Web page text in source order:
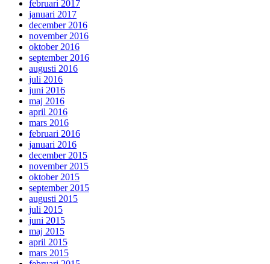
februari 2017
januari 2017
december 2016
november 2016
oktober 2016
september 2016
augusti 2016
juli 2016
juni 2016
maj 2016
april 2016
mars 2016
februari 2016
januari 2016
december 2015
november 2015
oktober 2015
september 2015
augusti 2015
juli 2015
juni 2015
maj 2015
april 2015
mars 2015